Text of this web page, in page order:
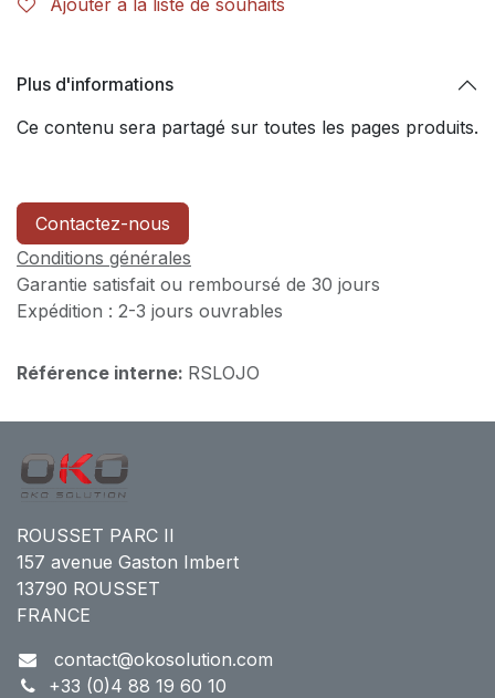
Plus d'informations
Ce contenu sera partagé sur toutes les pages produits.
Contactez-nous
Conditions générales
Garantie satisfait ou remboursé de 30 jours
Expédition : 2-3 jours ouvrables
Référence interne: RSLOJO
ROUSSET PARC II
157 avenue Gaston Imbert
13790 ROUSSET
FRANCE
contact@okosolution.com
+33 (0)4 88 19 60 10